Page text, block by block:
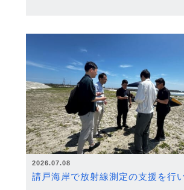
2026.07.08
請戸海岸で放射線測定の支援を行